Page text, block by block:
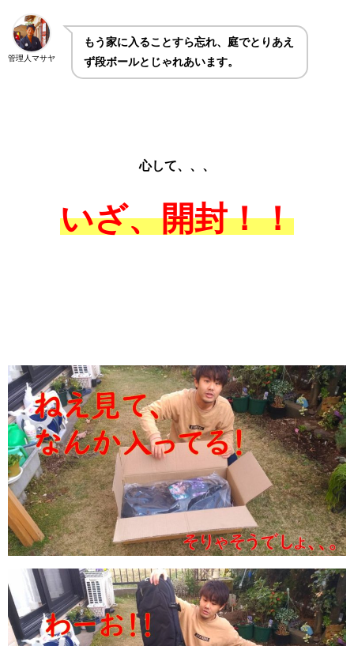
管理人マサヤ
もう家に入ることすら忘れ、庭でとりあえ
ず段ボールとじゃれあいます。
心して、、、
いざ、開封！！